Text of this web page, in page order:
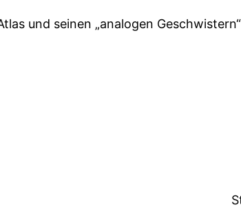
und seinen „analogen